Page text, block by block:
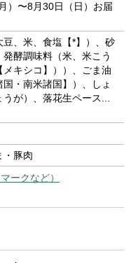
）〜8月30日（日）お届
豆、米、食塩【*】）、砂
酵調味料（米、米こう
メキシコ】））、ごま油
国・南米諸国】）、しょ
が）、落花生ペース
・豚肉
ークなど）